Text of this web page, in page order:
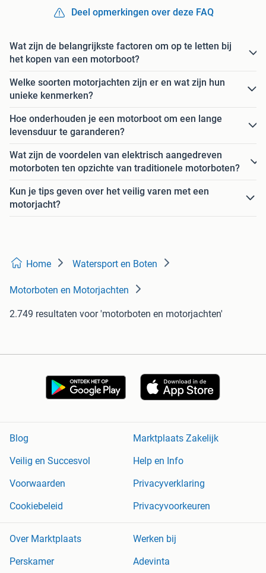
Deel opmerkingen over deze FAQ
Wat zijn de belangrijkste factoren om op te letten bij
het kopen van een motorboot?
Welke soorten motorjachten zijn er en wat zijn hun
unieke kenmerken?
Hoe onderhouden je een motorboot om een lange
levensduur te garanderen?
Wat zijn de voordelen van elektrisch aangedreven
motorboten ten opzichte van traditionele motorboten?
Kun je tips geven over het veilig varen met een
motorjacht?
Home Watersport en Boten
Motorboten en Motorjachten
2.749 resultaten voor 'motorboten en motorjachten'
Blog
Marktplaats Zakelijk
Veilig en Succesvol
Help en Info
Voorwaarden
Privacyverklaring
Cookiebeleid
Privacyvoorkeuren
Over Marktplaats
Werken bij
Perskamer
Adevinta